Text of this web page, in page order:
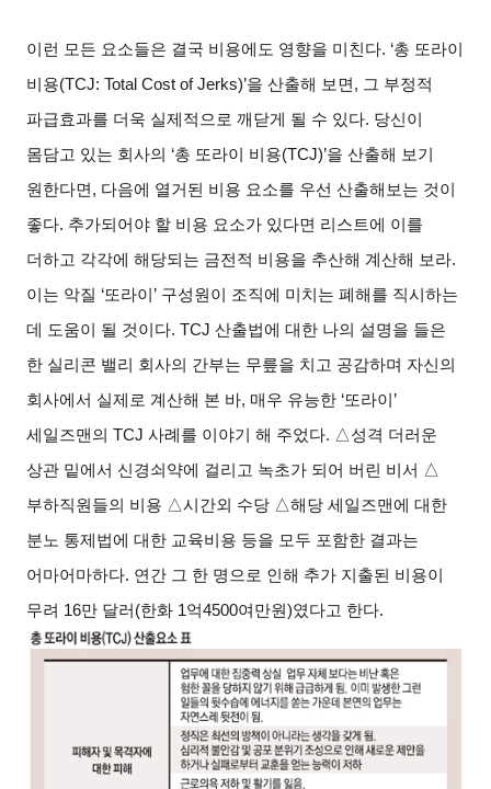
이런 모든 요소들은 결국 비용에도 영향을 미친다. ‘총 또라이
비용(TCJ: Total Cost of Jerks)’을 산출해 보면, 그 부정적
파급효과를 더욱 실제적으로 깨닫게 될 수 있다. 당신이
몸담고 있는 회사의 ‘총 또라이 비용(TCJ)’을 산출해 보기
원한다면, 다음에 열거된 비용 요소를 우선 산출해보는 것이
좋다. 추가되어야 할 비용 요소가 있다면 리스트에 이를
더하고 각각에 해당되는 금전적 비용을 추산해 계산해 보라.
이는 악질 ‘또라이’ 구성원이 조직에 미치는 폐해를 직시하는
데 도움이 될 것이다. TCJ 산출법에 대한 나의 설명을 들은
한 실리콘 밸리 회사의 간부는 무릎을 치고 공감하며 자신의
회사에서 실제로 계산해 본 바, 매우 유능한 ‘또라이’
세일즈맨의 TCJ 사례를 이야기 해 주었다. △성격 더러운
상관 밑에서 신경쇠약에 걸리고 녹초가 되어 버린 비서 △
부하직원들의 비용 △시간외 수당 △해당 세일즈맨에 대한
분노 통제법에 대한 교육비용 등을 모두 포함한 결과는
어마어마하다. 연간 그 한 명으로 인해 추가 지출된 비용이
무려 16만 달러(한화 1억4500여만원)였다고 한다.